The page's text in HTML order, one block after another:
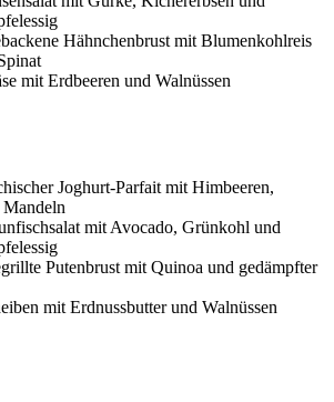
Hähnchenbrust mit Blumenkohlreis
mit Erdbeeren und Walnüssen
Joghurt-Parfait mit Himbeeren,
Mandeln
mit Avocado, Grünkohl und
Putenbrust mit Quinoa und gedämpfter
mit Erdnussbutter und Walnüssen